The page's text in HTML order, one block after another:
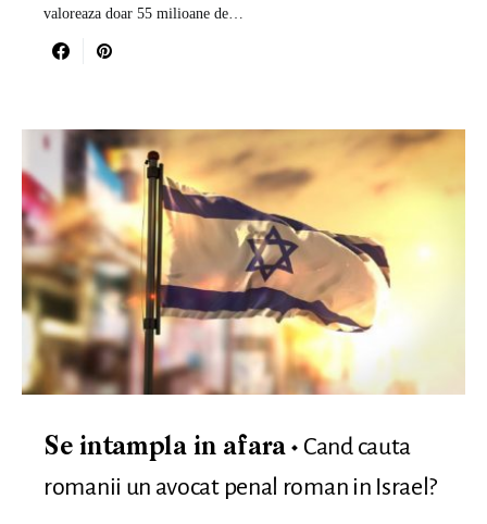
valoreaza doar 55 milioane de…
Se intampla in afara
Cand cauta
romanii un avocat penal roman in Israel?